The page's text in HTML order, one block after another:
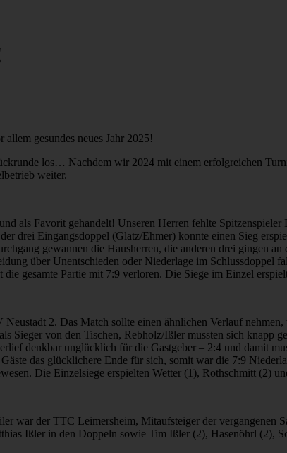
gesundes neues Jahr 2025!
los… Nachdem wir 2024 mit einem erfolgreichen
weiter.
als Favorit gehandelt! Unseren Herren fehlte
drei Eingangsdoppel (Glatz/Ehmer) konnte einen Sieg
gewannen die Hausherren, die anderen drei gingen
über Unentschieden oder Niederlage im Schlussdoppel
gesamte Partie mit 7:9 verloren. Die Siege im Einzel
2. Das Match sollte einen ähnlichen Verlauf
Sieger von den Tischen, Rebholz/Ißler mussten sich knapp
denkbar unglücklich für die Gastgeber – 2:4 und damit
das glücklichere Ende für sich, somit war die 7:9
Die Einzelsiege erspielten Wetter (1), Rothschmitt (2)
war der TTC Leimersheim, Mitaufsteiger der vergangenen
Ißler in den Doppeln sowie Tim Ißler (2), Hasenöhrl (2),